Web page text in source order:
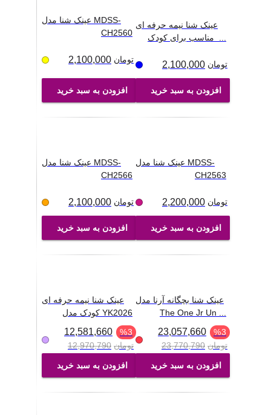
عینک شنا مدل MDSS-
CH2560
2,100,000 تومان
افزودن به سبد خرید
عینک شنا نیمه حرفه ای
2,100,000 تومان
افزودن به سبد خرید
عینک شنا مدل MDSS-
CH2566
2,100,000 تومان
افزودن به سبد خرید
عینک شنا مدل MDSS-
CH2563
2,200,000 تومان
افزودن به سبد خرید
عینک شنا نیمه حرفه ای
کودک مدل YK2026
12,581,660 %3
12,970,790 تومان
افزودن به سبد خرید
عینک شنا بچگانه آرنا مدل
The One Jr Un
23,057,660 %3
23,770,790 تومان
افزودن به سبد خرید